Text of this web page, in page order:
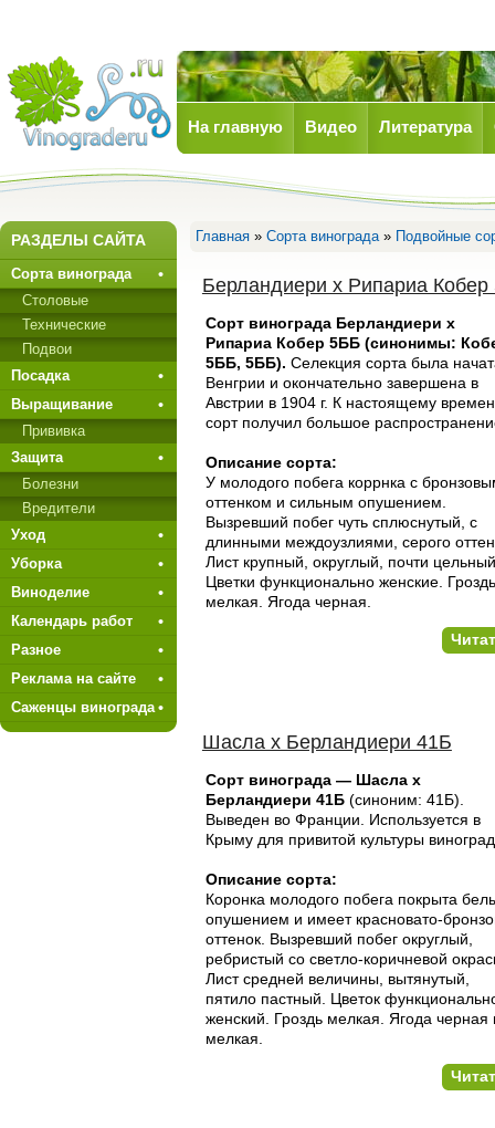
Виноград
На главную Видео Литература
Главная » Сорта винограда» Подвойные
Берландиери х Рипариа
Сорт винограда Берландиери х
Рипариа Кобер 5ББ (синонимы:
5ББ, 5ББ). Селекция сорта была
Венгрии и окончатель­но завершена в
Австрии в 1904 г. К настоящему
сорт получил большое
Описание сорта:
У молодого побега коррнка с
оттенком и сильным опушением.
Вызревший побег чуть сплюснутый, с
длинными междоузлиями, серого
Лист крупный, округлый, почти
Цветки функционально женские. Гроздь
мелкая. Ягода черная.
Шасла х Берландиери 41Б
Сорт винограда — Шасла х
Берландиери 41Б (синоним: 41Б).
Выведен во Франции. Используется в
Крыму для привитой культуры
Описание сорта:
Коронка молодого побега покрыта
опушением и имеет красновато-
оттенок. Вызревший побег округ­лый,
ребристый со светло-коричневой
Лист средней величины, вытянутый,
пятило пастный. Цветок
женский. Гроздь мелкая. Ягода черная
мелкая.
РАЗДЕЛЫ САЙТА
Сорта винограда
Столовые
Технические
Подвои
Посадка
Выращивание
Прививкa
Защита
Болезни
Вредители
Уход
Уборка
Виноделие
Календарь работ
Разное
Реклама на сайте
Саженцы винограда